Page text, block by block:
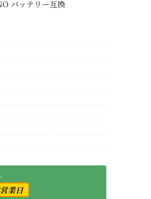
バッテリー互換
業日